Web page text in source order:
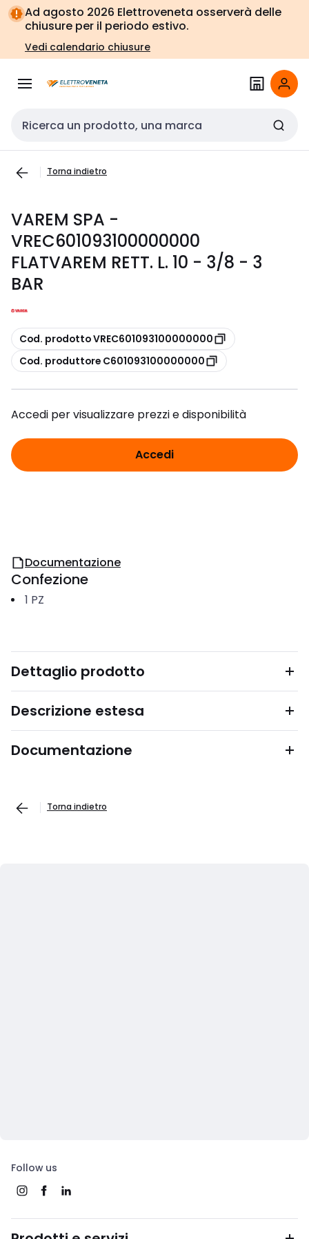
Vai alla
navigazione
Vai
alla
pagina
Ad agosto 2026 Elettroveneta osserverà delle
chiusure per il periodo estivo.
Vedi calendario chiusure
Cerca input
Torna indietro
VAREM SPA -
VREC601093100000000
FLATVAREM RETT. L. 10 - 3/8 - 3
BAR
copia
Cod. prodotto VREC601093100000000
copia
Cod. produttore C601093100000000
Accedi per visualizzare prezzi e disponibilità
Accedi
Documentazione
Confezione
1 PZ
Dettaglio prodotto
Descrizione estesa
Documentazione
Torna indietro
Follow us